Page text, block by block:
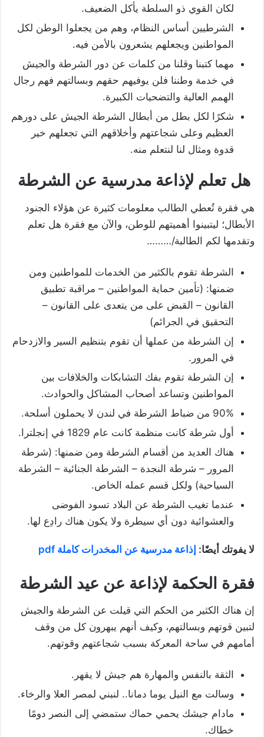
لكان القوي ذو السلطة يأكل الضعيف.
الشرطيين أساس النظام، وهم من يجعلوا الوطن لكل
المواطنين ويجعلهم يشعرون بالأمن فيه.
مهما كتبنا وقلنا من كلمات عن دور الشرطة والجيش
في خدمة وطننا فلن يوفيهم حقهم وبسالتهم فهم رجال
الهمم العالية والتضحيات الكبيرة.
شكرًا لكل بطل من أبطال الشرطة الجيش على دورهم
العظيم وعلى شجاعتهم وأخلاقهم التي تجعلهم خير
قدوة ومثال لنا لنتعلم منه.
هل تعلم لإذاعة مدرسية عن الشرطة
هي فقرة تُعطي الطالب معلومات كثيرة عن هؤلاء الجنود
الأبطال؛ ليتبينوا أهميتهم للوطن، والآن مع فقرة هل تعلم
وتقدمها لكم الطالبة/………
الشرطة تقوم بالكثير من الخدمات للمواطنين ومن
ضمنها: (تأمين حماية المواطنين – مراقبة تطبيق
القانون – القبض على من يتعدى على القانون –
التحقيق في الجرائم)
إن الشرطة من عملها أن تقوم بتنظيم السير والازدحام
في المرور.
إن الشرطة تقوم بفك التشابكات والخلافات بين
المواطنين وتساعد أصحاب المشاكل والحوادث.
90% من ضباط الشرطة في لندن لا يحملون أسلحة.
أول شرطة كانت منظمة كانت عام 1829 في إنجلترا.
هناك العديد من أقسام الشرطة ومن ضمنها: (شرطة
المرور – شرطة النجدة – الشرطة الجنائية – الشرطة
السياحية) ولكل قسم عمله الخاص.
عندما تغيب الشرطة عن البلاد تسود الفوضى
والعشوائية دون أي سيطرة ولا يكون هناك رادِع لها.
لا يفوتك أيضًا: إذاعة مدرسية عن المخدرات كاملة pdf
فقرة الحكمة لإذاعة عن عيد الشرطة
إن هناك الكثير من الحكم التي قيلت عن الشرطة والجيش
لتبين قوتهم وبسالتهم، وكيف أنهم يبهرون كل من وقف
أمامهم في ساحة المعركة بسبب شجاعتهم وقوتهم.
الثقة بالنفس والمهارة هم جيش لا يقهر.
وسالت مع النيل يوما دمانا.. لنبني لمصر العلا والرخاء.
مادام جيشك يحمي حماك ستمضي إلى النصر دومًا
خطاك.